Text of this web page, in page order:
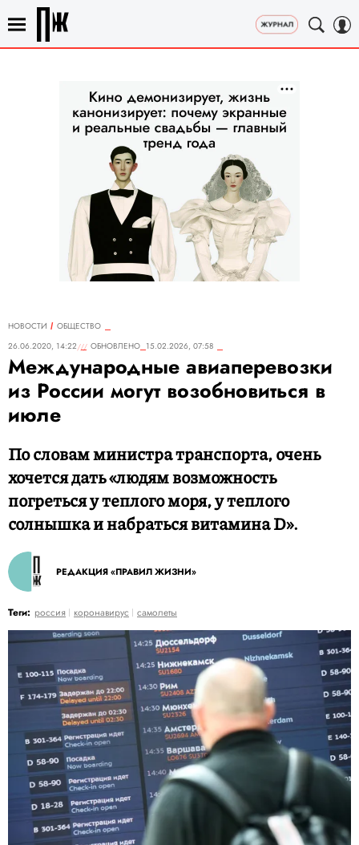
НОВОСТИ
ОБЩЕСТВО
26.06.2020, 14:22
ОБНОВЛЕНО 15.02.2026, 07:58
Международные авиаперевозки
из России могут возобновиться в
июле
По словам министра транспорта, очень
хочется дать «людям возможность
погреться у теплого моря, у теплого
солнышка и набраться витамина D».
РЕДАКЦИЯ «ПРАВИЛ ЖИЗНИ»
Теги: россия коронавирус самолеты